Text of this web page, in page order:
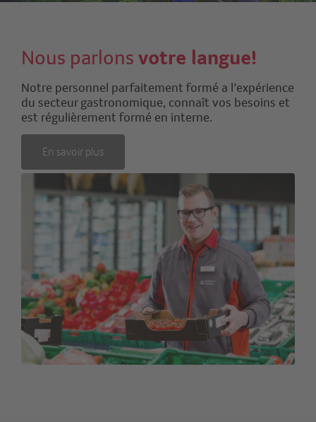
Nous parlons votre langue!
Notre personnel parfaitement formé a l’expérience
du secteur gastronomique, connaît vos besoins et
est régulièrement formé en interne.
En savoir plus